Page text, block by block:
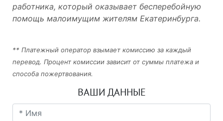
работника, который оказывает бесперебойную
помощь малоимущим жителям Екатеринбурга.
** Платежный оператор взымает комиссию за каждый
перевод. Процент комиссии зависит от суммы платежа и
способа пожертвования.
ВАШИ ДАННЫЕ